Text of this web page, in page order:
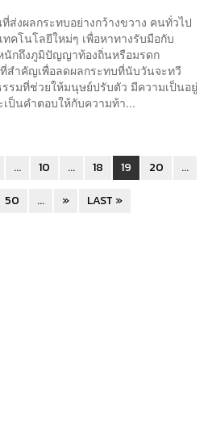
งผลกระทบอย่างกว้างขวาง คนทั่วไป
คโนโลยีใหม่ๆ เพื่อหาทางรับมือกับ
นักถึงภูมิปัญญาท้องถิ่นหรือมรดก
สำคัญเพื่อลดผลกระทบที่นับวันจะทวี
รมที่ช่วยให้มนุษย์ปรับตัว มีความเป็นอยู่
ป็นคำตอบให้กับความท้า...
... 10 ... 18 19 20
...
50 ... » LAST »